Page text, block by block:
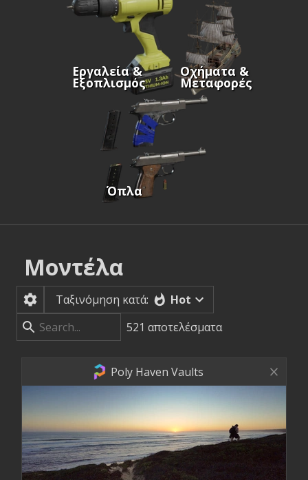
Εργαλεία &
Εξοπλισμός
Οχήματα &
Μεταφορές
Όπλα
Μοντέλα
Ταξινόμηση κατά:
Hot
521 αποτελέσματα
Poly Haven Vaults